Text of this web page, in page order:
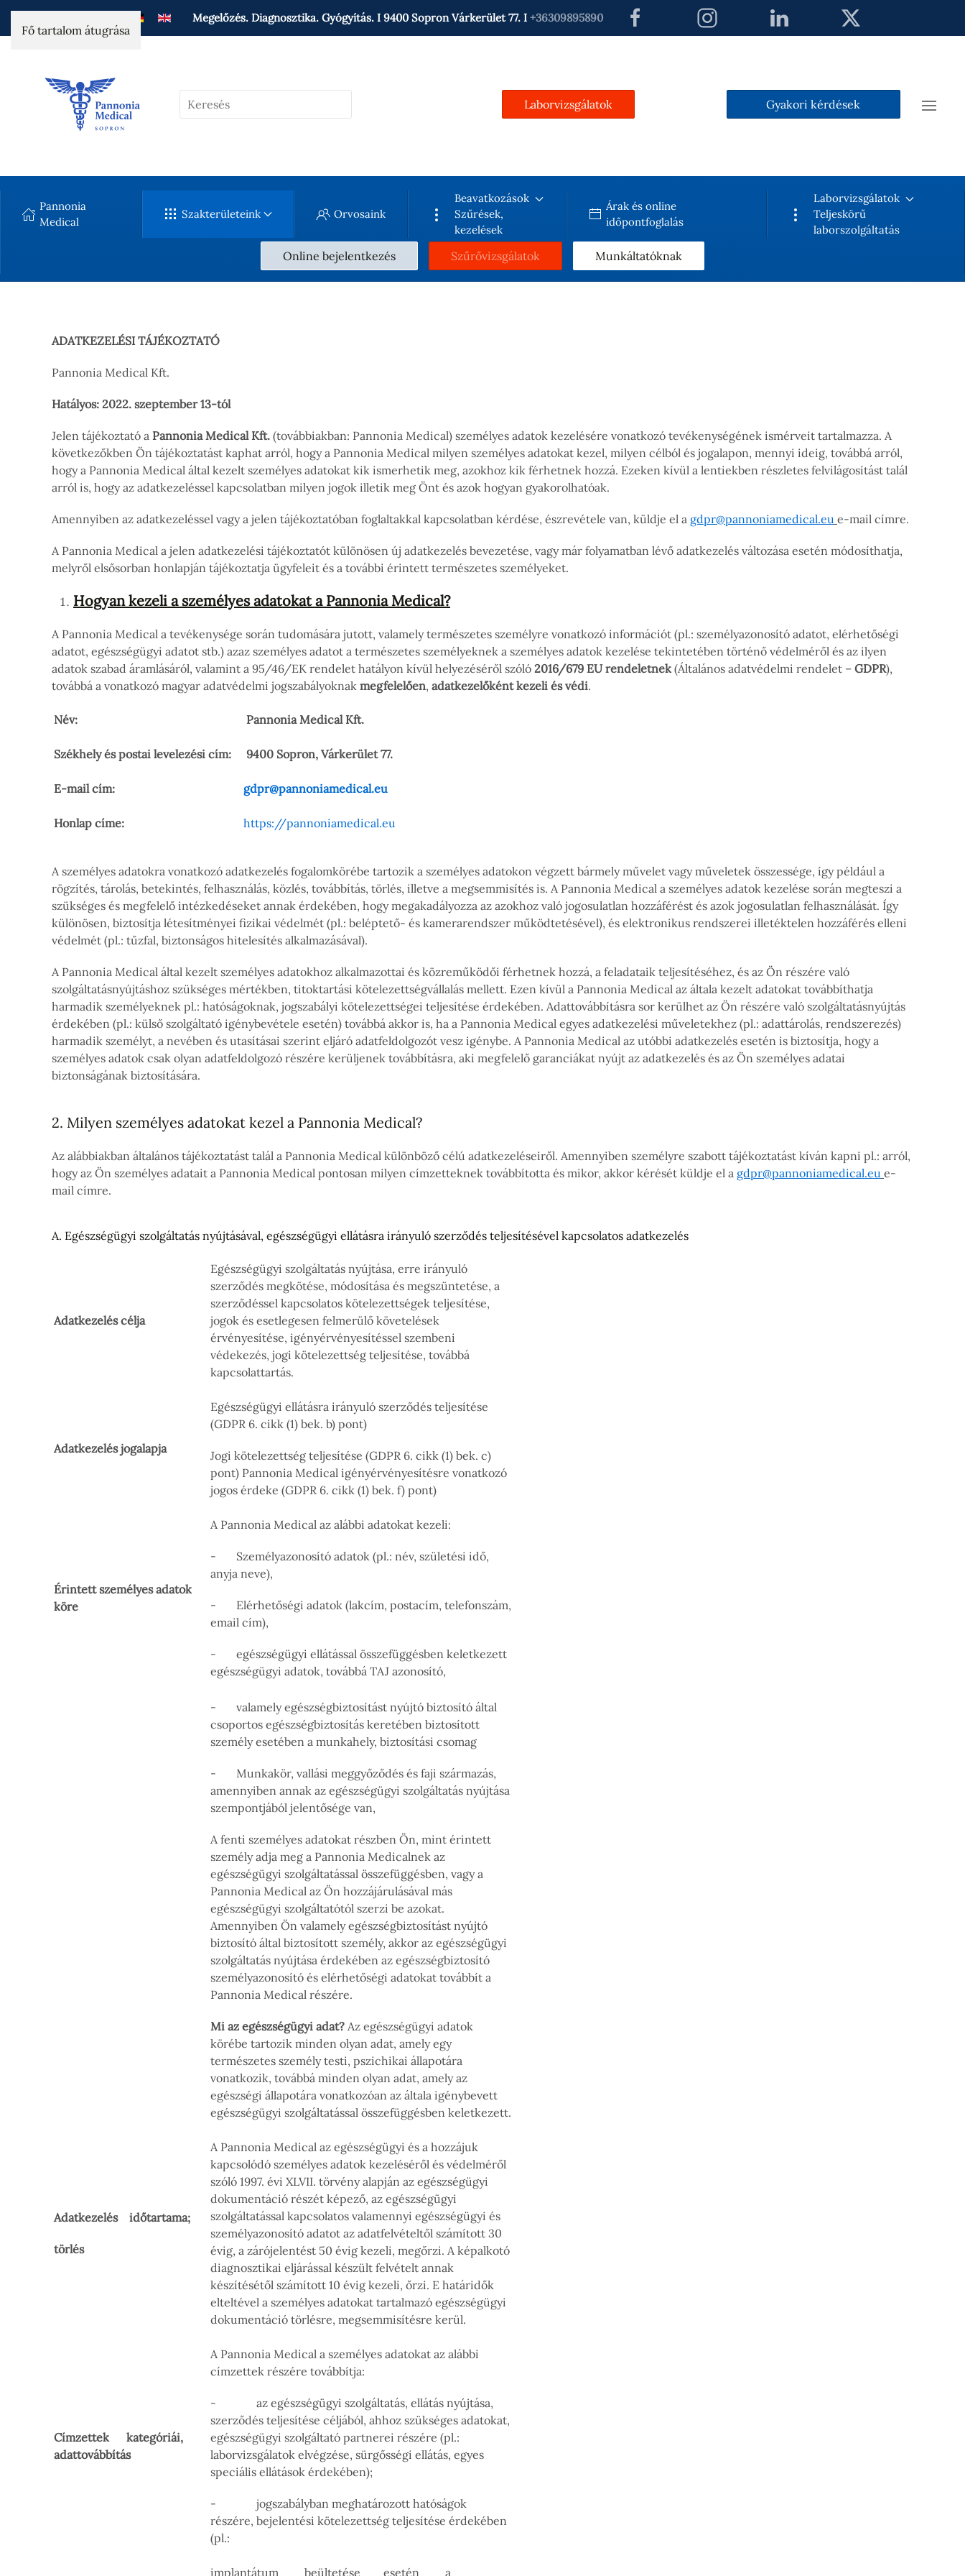
Fő tartalom átugrása
Megelőzés. Diagnosztika. Gyógyítás. I 9400 Sopron Várkerület 77. I +36309895890
Laborvizsgálatok Gyakori kérdések
Pannonia
Medical
Szakterületeink Orvosaink
Beavatkozások
Szűrések,
kezelések
Árak és online
időpontfoglalás
Laborvizsgálatok
Teljeskörű
laborszolgáltatás
Online bejelentkezés Szűrővizsgálatok Munkáltatóknak
ADATKEZELÉSI TÁJÉKOZTATÓ
Pannonia Medical Kft.
Hatályos: 2022. szeptember 13-tól
Jelen tájékoztató a Pannonia Medical Kft. (továbbiakban: Pannonia Medical) személyes adatok kezelésére vonatkozó tevékenységének ismérveit tartalmazza. A
következőkben Ön tájékoztatást kaphat arról, hogy a Pannonia Medical milyen személyes adatokat kezel, milyen célból és jogalapon, mennyi ideig, továbbá arról,
hogy a Pannonia Medical által kezelt személyes adatokat kik ismerhetik meg, azokhoz kik férhetnek hozzá. Ezeken kívül a lentiekben részletes felvilágosítást talál
arról is, hogy az adatkezeléssel kapcsolatban milyen jogok illetik meg Önt és azok hogyan gyakorolhatóak.
Amennyiben az adatkezeléssel vagy a jelen tájékoztatóban foglaltakkal kapcsolatban kérdése, észrevétele van, küldje el a gdpr@pannoniamedical.eu e-mail címre.
A Pannonia Medical a jelen adatkezelési tájékoztatót különösen új adatkezelés bevezetése, vagy már folyamatban lévő adatkezelés változása esetén módosíthatja,
melyről elsősorban honlapján tájékoztatja ügyfeleit és a további érintett természetes személyeket.
Hogyan kezeli a személyes adatokat a Pannonia Medical?
A Pannonia Medical a tevékenysége során tudomására jutott, valamely természetes személyre vonatkozó információt (pl.: személyazonosító adatot, elérhetőségi
adatot, egészségügyi adatot stb.) azaz személyes adatot a természetes személyeknek a személyes adatok kezelése tekintetében történő védelméről és az ilyen
adatok szabad áramlásáról, valamint a 95/46/EK rendelet hatályon kívül helyezéséről szóló 2016/679 EU rendeletnek (Általános adatvédelmi rendelet – GDPR),
továbbá a vonatkozó magyar adatvédelmi jogszabályoknak megfelelően, adatkezelőként kezeli és védi.
Név: Pannonia Medical Kft.
Székhely és postai levelezési cím: 9400 Sopron, Várkerület 77.
E-mail cím: gdpr@pannoniamedical.eu
Honlap címe: https://pannoniamedical.eu
A személyes adatokra vonatkozó adatkezelés fogalomkörébe tartozik a személyes adatokon végzett bármely művelet vagy műveletek összessége, így például a
rögzítés, tárolás, betekintés, felhasználás, közlés, továbbítás, törlés, illetve a megsemmisítés is. A Pannonia Medical a személyes adatok kezelése során megteszi a
szükséges és megfelelő intézkedéseket annak érdekében, hogy megakadályozza az azokhoz való jogosulatlan hozzáférést és azok jogosulatlan felhasználását. Így
különösen, biztosítja létesítményei fizikai védelmét (pl.: beléptető- és kamerarendszer működtetésével), és elektronikus rendszerei illetéktelen hozzáférés elleni
védelmét (pl.: tűzfal, biztonságos hitelesítés alkalmazásával).
A Pannonia Medical által kezelt személyes adatokhoz alkalmazottai és közreműködői férhetnek hozzá, a feladataik teljesítéséhez, és az Ön részére való
szolgáltatásnyújtáshoz szükséges mértékben, titoktartási kötelezettségvállalás mellett. Ezen kívül a Pannonia Medical az általa kezelt adatokat továbbíthatja
harmadik személyeknek pl.: hatóságoknak, jogszabályi kötelezettségei teljesítése érdekében. Adattovábbításra sor kerülhet az Ön részére való szolgáltatásnyújtás
érdekében (pl.: külső szolgáltató igénybevétele esetén) továbbá akkor is, ha a Pannonia Medical egyes adatkezelési műveletekhez (pl.: adattárolás, rendszerezés)
harmadik személyt, a nevében és utasításai szerint eljáró adatfeldolgozót vesz igénybe. A Pannonia Medical az utóbbi adatkezelés esetén is biztosítja, hogy a
személyes adatok csak olyan adatfeldolgozó részére kerüljenek továbbításra, aki megfelelő garanciákat nyújt az adatkezelés és az Ön személyes adatai
biztonságának biztosítására.
2. Milyen személyes adatokat kezel a Pannonia Medical?
Az alábbiakban általános tájékoztatást talál a Pannonia Medical különböző célú adatkezeléseiről. Amennyiben személyre szabott tájékoztatást kíván kapni pl.: arról,
hogy az Ön személyes adatait a Pannonia Medical pontosan milyen címzetteknek továbbította és mikor, akkor kérését küldje el a gdpr@pannoniamedical.eu e-
mail címre.
A. Egészségügyi szolgáltatás nyújtásával, egészségügyi ellátásra irányuló szerződés teljesítésével kapcsolatos adatkezelés
Adatkezelés célja
Egészségügyi szolgáltatás nyújtása, erre irányuló
szerződés megkötése, módosítása és megszüntetése, a
szerződéssel kapcsolatos kötelezettségek teljesítése,
jogok és esetlegesen felmerülő követelések
érvényesítése, igényérvényesítéssel szembeni
védekezés, jogi kötelezettség teljesítése, továbbá
kapcsolattartás.
Adatkezelés jogalapja
Egészségügyi ellátásra irányuló szerződés teljesítése
(GDPR 6. cikk (1) bek. b) pont)
Jogi kötelezettség teljesítése (GDPR 6. cikk (1) bek. c)
pont) Pannonia Medical igényérvényesítésre vonatkozó
jogos érdeke (GDPR 6. cikk (1) bek. f) pont)
Érintett személyes adatok
köre
A Pannonia Medical az alábbi adatokat kezeli:
- Személyazonosító adatok (pl.: név, születési idő,
anyja neve),
- Elérhetőségi adatok (lakcím, postacím, telefonszám,
email cím),
- egészségügyi ellátással összefüggésben keletkezett
egészségügyi adatok, továbbá TAJ azonosító,
- valamely egészségbiztosítást nyújtó biztosító által
csoportos egészségbiztosítás keretében biztosított
személy esetében a munkahely, biztosítási csomag
- Munkakör, vallási meggyőződés és faji származás,
amennyiben annak az egészségügyi szolgáltatás nyújtása
szempontjából jelentősége van,
A fenti személyes adatokat részben Ön, mint érintett
személy adja meg a Pannonia Medicalnek az
egészségügyi szolgáltatással összefüggésben, vagy a
Pannonia Medical az Ön hozzájárulásával más
egészségügyi szolgáltatótól szerzi be azokat.
Amennyiben Ön valamely egészségbiztosítást nyújtó
biztosító által biztosított személy, akkor az egészségügyi
szolgáltatás nyújtása érdekében az egészségbiztosító
személyazonosító és elérhetőségi adatokat továbbít a
Pannonia Medical részére.
Mi az egészségügyi adat? Az egészségügyi adatok
körébe tartozik minden olyan adat, amely egy
természetes személy testi, pszichikai állapotára
vonatkozik, továbbá minden olyan adat, amely az
egészségi állapotára vonatkozóan az általa igénybevett
egészségügyi szolgáltatással összefüggésben keletkezett.
Adatkezelés időtartama;
törlés
A Pannonia Medical az egészségügyi és a hozzájuk
kapcsolódó személyes adatok kezeléséről és védelméről
szóló 1997. évi XLVII. törvény alapján az egészségügyi
dokumentáció részét képező, az egészségügyi
szolgáltatással kapcsolatos valamennyi egészségügyi és
személyazonosító adatot az adatfelvételtől számított 30
évig, a zárójelentést 50 évig kezeli, megőrzi. A képalkotó
diagnosztikai eljárással készült felvételt annak
készítésétől számított 10 évig kezeli, őrzi. E határidők
elteltével a személyes adatokat tartalmazó egészségügyi
dokumentáció törlésre, megsemmisítésre kerül.
Címzettek kategóriái,
adattovábbítás
A Pannonia Medical a személyes adatokat az alábbi
címzettek részére továbbítja:
- az egészségügyi szolgáltatás, ellátás nyújtása,
szerződés teljesítése céljából, ahhoz szükséges adatokat,
egészségügyi szolgáltató partnerei részére (pl.:
laborvizsgálatok elvégzése, sürgősségi ellátás, egyes
speciális ellátások érdekében);
- jogszabályban meghatározott hatóságok
részére, bejelentési kötelezettség teljesítése érdekében
(pl.:
implantátum beültetése esetén a